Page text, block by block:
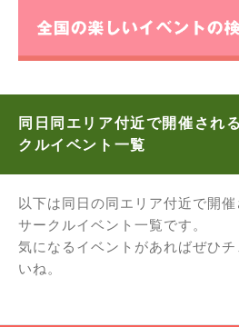
同日同エリア付近で開催され
クルイベント一覧
以下は同日の同エリア付近で開
サークルイベント一覧です。
気になるイベントがあればぜひ
いね。